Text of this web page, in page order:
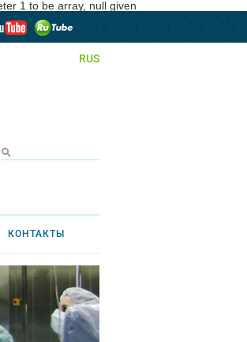
1 to be array, null given
RUS
КОНТАКТЫ